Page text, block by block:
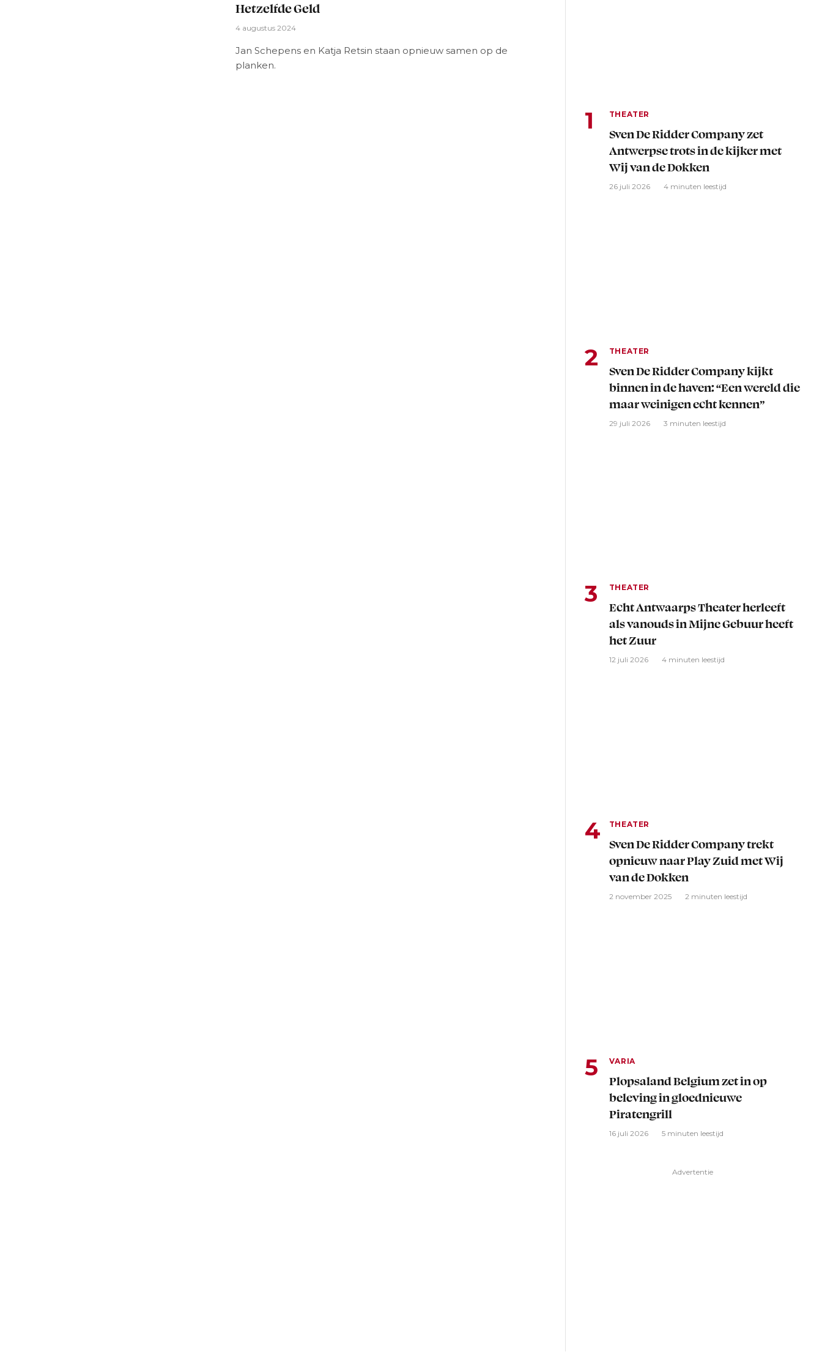
Hetzelfde Geld
4 augustus 2024
Jan Schepens en Katja Retsin staan opnieuw samen op de
planken.
THEATER
Sven De Ridder Company zet
Antwerpse trots in de kijker met
Wij van de Dokken
26 juli 2026 4 minuten leestijd
THEATER
Sven De Ridder Company kijkt
binnen in de haven: “Een wereld die
maar weinigen echt kennen”
29 juli 2026 3 minuten leestijd
THEATER
Echt Antwaarps Theater herleeft
als vanouds in Mijne Gebuur heeft
het Zuur
12 juli 2026 4 minuten leestijd
THEATER
Sven De Ridder Company trekt
opnieuw naar Play Zuid met Wij
van de Dokken
2 november 2025 2 minuten leestijd
VARIA
Plopsaland Belgium zet in op
beleving in gloednieuwe
Piratengrill
16 juli 2026 5 minuten leestijd
Advertentie